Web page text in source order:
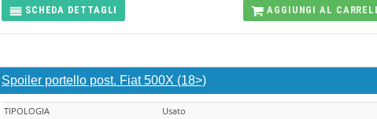
SCHEDA DETTAGLI AGGIUNGI AL
Spoiler portello post. Fiat 500X (18>)
TIPOLOGIA
Usato